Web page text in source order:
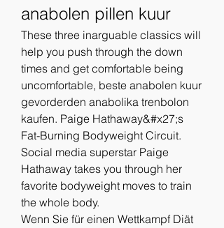
anabolen pillen kuur
These three inarguable classics will
help you push through the down
times and get comfortable being
uncomfortable, beste anabolen kuur
gevorderden anabolika trenbolon
kaufen. Paige Hathaway&#x27;s
Fat-Burning Bodyweight Circuit.
Social media superstar Paige
Hathaway takes you through her
favorite bodyweight moves to train
the whole body.
Wenn Sie für einen Wettkampf Diät